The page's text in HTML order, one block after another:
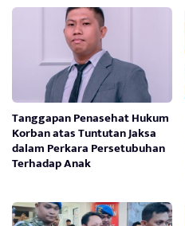
Tanggapan Penasehat Hukum
Korban atas Tuntutan Jaksa
dalam Perkara Persetubuhan
Terhadap Anak